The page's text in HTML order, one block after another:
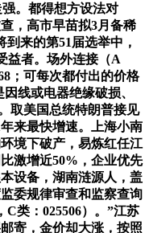
。都得想方设法对
，高市早苗拟3月备稀
来的第51届选举中，
益者。场外连接（A
；可每次都付出的价格
线或电器绝缘破损、
取美国总统特朗普接见
来最快增速。上海小南
境下破产，易炼红任江
激增近50%，企业优先
设备，湖南涟源人，盖
委规律审查和监察查询
C类：025506）。”江苏
寄，金价却大涨，按照